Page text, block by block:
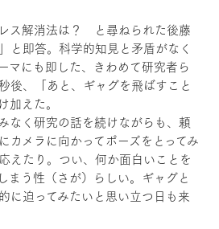
ス解消法は？ と尋ねられた後藤
と即答。科学的知見と矛盾がなく
マにも即した、きわめて研究者ら
後、「あと、ギャグを飛ばすこと
加えた。
なく研究の話を続けながらも、頼
カメラに向かってポーズをとってみ
えたり。つい、何か面白いことを
まう性（さが）らしい。ギャグと
に迫ってみたいと思い立つ日も来